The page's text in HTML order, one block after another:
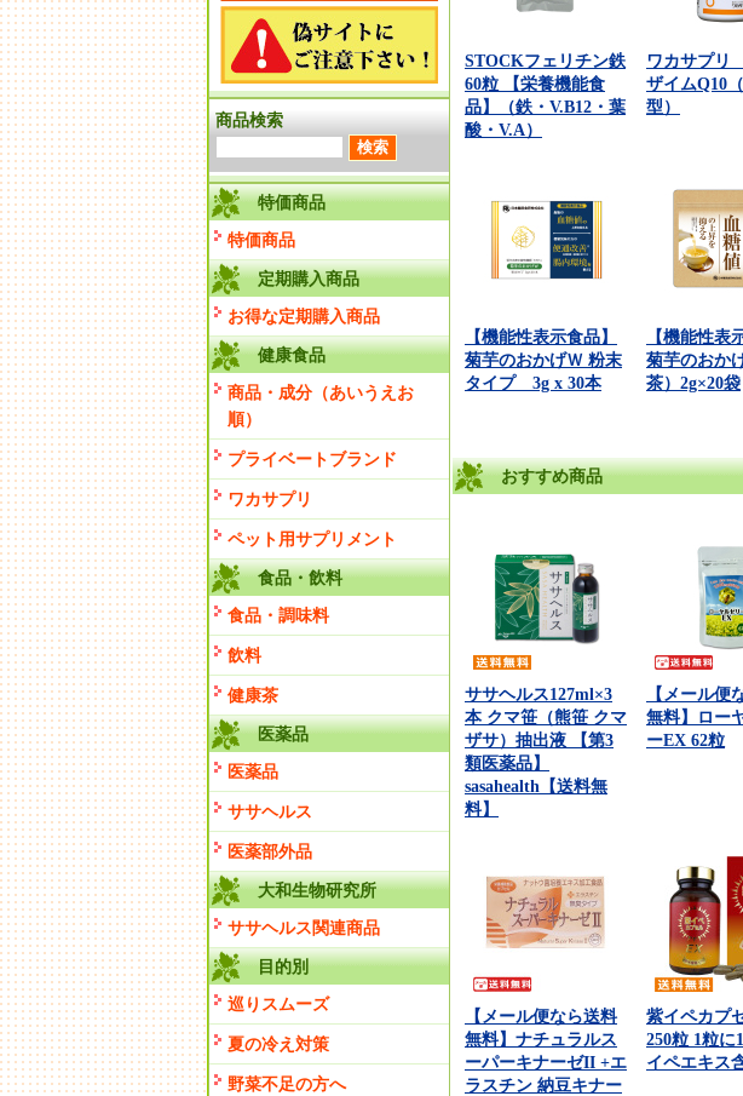
商品検索
特価商品
特価商品
定期購入商品
お得な定期購入商品
健康食品
商品・成分（あいうえお
順）
プライベートブランド
ワカサプリ
ペット用サプリメント
食品・飲料
食品・調味料
飲料
健康茶
医薬品
医薬品
ササヘルス
医薬部外品
大和生物研究所
ササヘルス関連商品
目的別
巡りスムーズ
夏の冷え対策
野菜不足の方へ
STOCKフェリチン鉄
60粒 【栄養機能食
品】（鉄・V.B12・葉
酸・V.A）
ワカサプリ
ザイムQ10
型）
【機能性表示食品】
菊芋のおかげＷ 粉末
タイプ 3g x 30本
【機能性表
菊芋のおか
茶）2g×20袋
おすすめ商品
ササヘルス127ml×3
本 クマ笹（熊笹 クマ
ザサ）抽出液 【第3
類医薬品】
sasahealth【送料無
料】
【メール便
無料】ロー
ーEX 62粒
【メール便なら送料
無料】ナチュラルス
ーパーキナーゼII +エ
ラスチン 納豆キナー
紫イペカプ
250粒 1粒に
イペエキス